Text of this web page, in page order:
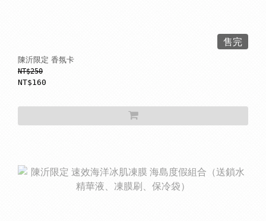
售完
陳沂限定 香氛卡
NT$250
NT$160